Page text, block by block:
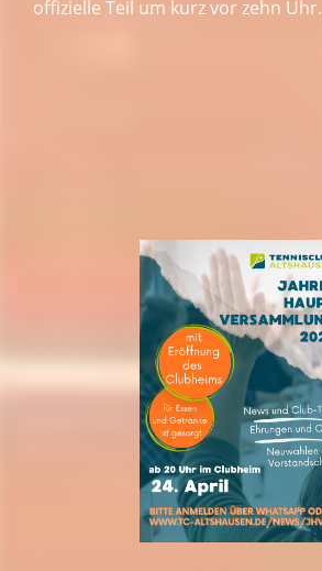
offizielle Teil um kurz vor zehn Uhr.